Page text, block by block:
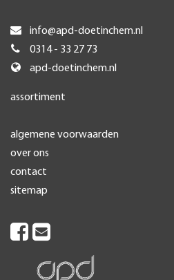
info@apd-doetinchem.nl
0314 - 33 27 73
apd-doetinchem.nl
assortiment
algemene voorwaarden
over ons
contact
sitemap